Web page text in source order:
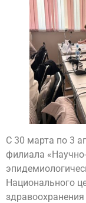
С 30 марта по 3
филиала
Национального